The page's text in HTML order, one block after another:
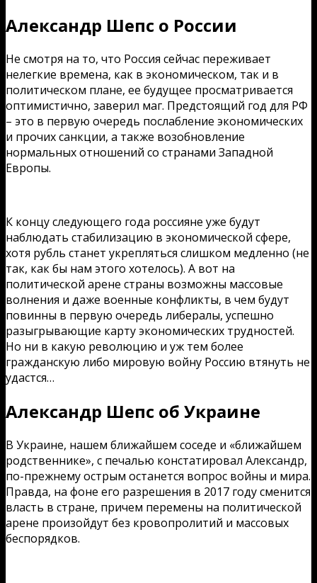
Александр Шепс о России
Не смотря на то, что Россия сейчас переживает
нелегкие времена, как в экономическом, так и в
политическом плане, ее будущее просматривается
оптимистично, заверил маг. Предстоящий год для РФ
– это в первую очередь послабление экономических
и прочих санкции, а также возобновление
нормальных отношений со странами Западной
Европы.
К концу следующего года россияне уже будут
наблюдать стабилизацию в экономической сфере,
хотя рубль станет укрепляться слишком медленно (не
так, как бы нам этого хотелось). А вот на
политической арене страны возможны массовые
волнения и даже военные конфликты, в чем будут
повинны в первую очередь либералы, успешно
разыгрывающие карту экономических трудностей.
Но ни в какую революцию и уж тем более
гражданскую либо мировую войну Россию втянуть не
удастся…
Александр Шепс об Украине
В Украине, нашем ближайшем соседе и «ближайшем
родственнике», с печалью констатировал Александр,
по-прежнему острым останется вопрос войны и мира.
Правда, на фоне его разрешения в 2017 году сменится
власть в стране, причем перемены на политической
арене произойдут без кровопролитий и массовых
беспорядков.